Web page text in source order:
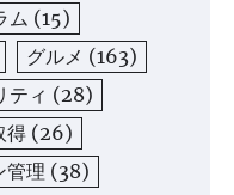
ム (15)
グルメ (163)
ティ (28)
得 (26)
管理 (38)